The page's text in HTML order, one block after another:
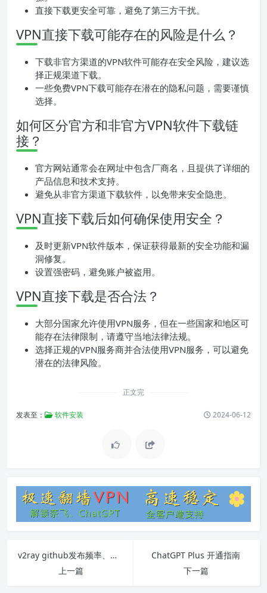
直接下载更安全可靠，避免了第三方干扰。
VPN直接下载可能存在的风险是什么？
下载非官方渠道的VPN软件可能存在安全风险，建议选
择正规渠道下载。
一些免费VPN下载可能存在潜在的隐私问题，需要谨慎
选择。
如何区分官方和非官方VPN软件下载链
接？
官方网站通常会在网址中包含厂商名，且提供了详细的
产品信息和技术支持。
避免从非官方渠道下载软件，以免带来安全隐患。
VPN直接下载后如何确保使用安全？
及时更新VPN软件版本，保证获得最新的安全功能和漏
洞修复。
设置强密码，避免账户被盗用。
VPN直接下载是否合法？
大部分国家允许使用VPN服务，但在一些国家和地区可
能存在法律限制，请遵守当地法律法规。
选择正规的VPN服务商并合法使用VPN服务，可以避免
潜在的法律风险。
正文完
发表至： 软件安装 2024-06-12
v2ray github发布频率、内容、更新及FAQ
上一篇
ChatGPT Plus 开通指南
下一篇